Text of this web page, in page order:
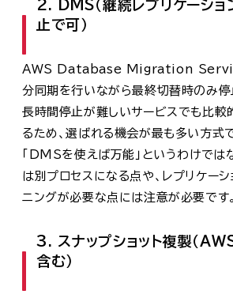
2. DMS（継続レプリケーシ
止で可）
AWS Database Migration Service
分同期を行いながら最終切替時のみ停
長時間停止が難しいサービスでも比較
るため、選ばれる機会が最も多い方式で
「DMSを使えば万能」というわけでは
は別プロセスになる点や、レプリケー
ニングが必要な点には注意が必要です。
3. スナップショット複製（
含む）